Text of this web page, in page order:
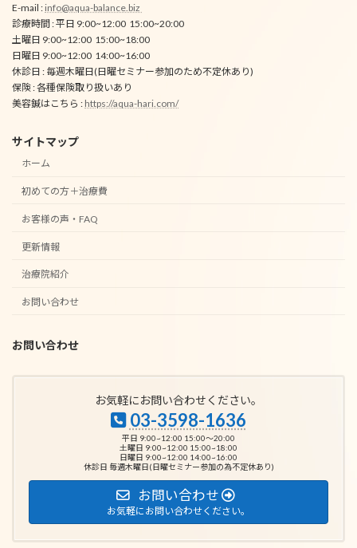
E-mail : info@aqua-balance.biz
診療時間 : 平日 9:00~12:00 15:00~20:00
土曜日 9:00~12:00 15:00~18:00
日曜日 9:00~12:00 14:00~16:00
休診日 : 毎週木曜日(日曜セミナー参加のため不定休あり)
保険 : 各種保険取り扱いあり
美容鍼はこちら : https://aqua-hari.com/
サイトマップ
ホーム
初めての方＋治療費
お客様の声・FAQ
更新情報
治療院紹介
お問い合わせ
お問い合わせ
お気軽にお問い合わせください。
03-3598-1636
平日 9:00~12:00 15:00～20:00
土曜日 9:00~12:00 15:00~18:00
日曜日 9:00~12:00 14:00~16:00
休診日 毎週木曜日(日曜セミナー参加の為不定休あり)
お問い合わせ
お気軽にお問い合わせください。